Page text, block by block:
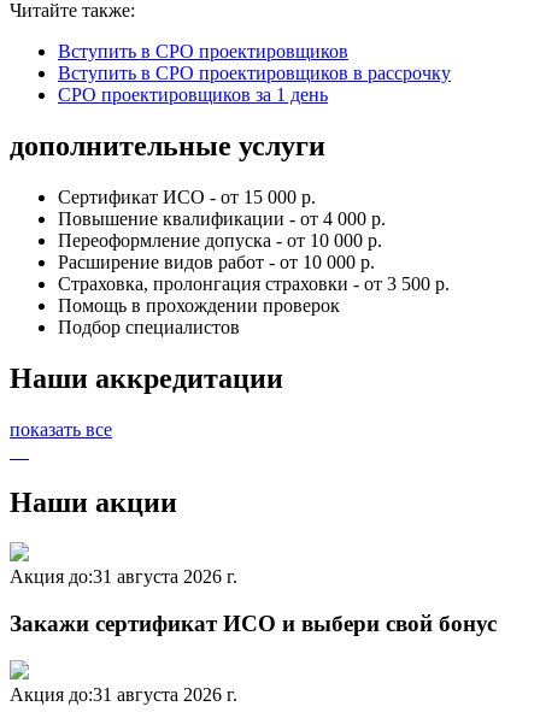
Читайте также:
Вступить в СРО проектировщиков
Вступить в СРО проектировщиков в рассрочку
СРО проектировщиков за 1 день
дополнительные услуги
Сертификат ИСО - от 15 000 р.
Повышение квалификации - от 4 000 р.
Переоформление допуска - от 10 000 р.
Расширение видов работ - от 10 000 р.
Страховка, пролонгация страховки - от 3 500 р.
Помощь в прохождении проверок
Подбор специалистов
Наши аккредитации
показать все
Наши акции
Акция до:31 августа 2026 г.
Закажи сертификат ИСО и выбери свой бонус
Акция до:31 августа 2026 г.